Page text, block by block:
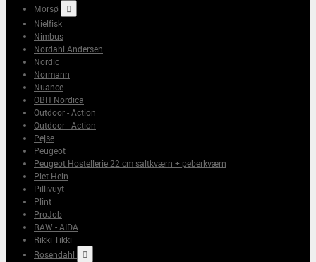
Morsø

Nielfisk
Nimbus
Nordahl Andersen
Nordic
Normann
Nuance
OBH Nordica
Outdoor - Action
Outdoor - Action
Pejse
Peugeot
Peugeot Hostellerie 22 cm saltkværn + peberkværn
Piet Hein
Pillivuyt
Plint
ProJob
RAW - AIDA
Rikki Tikki
Rosendahl
